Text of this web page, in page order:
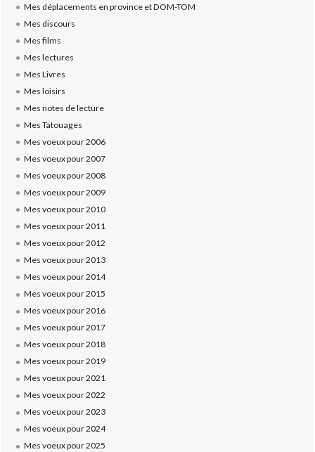
Mes déplacements en province et DOM-TOM
Mes discours
Mes films
Mes lectures
Mes Livres
Mes loisirs
Mes notes de lecture
Mes Tatouages
Mes voeux pour 2006
Mes voeux pour 2007
Mes voeux pour 2008
Mes voeux pour 2009
Mes voeux pour 2010
Mes voeux pour 2011
Mes voeux pour 2012
Mes voeux pour 2013
Mes voeux pour 2014
Mes voeux pour 2015
Mes voeux pour 2016
Mes voeux pour 2017
Mes voeux pour 2018
Mes voeux pour 2019
Mes voeux pour 2021
Mes voeux pour 2022
Mes voeux pour 2023
Mes voeux pour 2024
Mes voeux pour 2025